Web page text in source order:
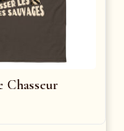
Chasseur